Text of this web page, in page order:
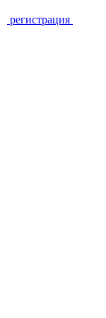
регистрация